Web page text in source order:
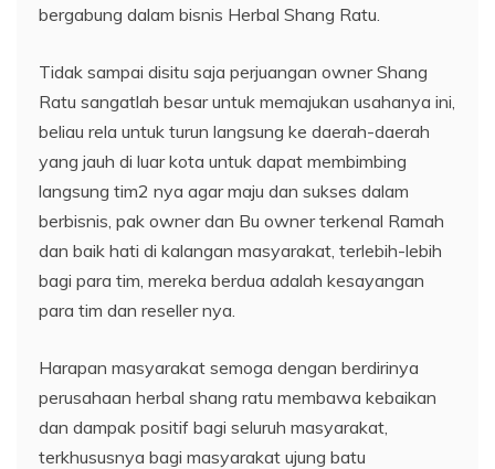
bergabung dalam bisnis Herbal Shang Ratu.
Tidak sampai disitu saja perjuangan owner Shang
Ratu sangatlah besar untuk memajukan usahanya ini,
beliau rela untuk turun langsung ke daerah-daerah
yang jauh di luar kota untuk dapat membimbing
langsung tim2 nya agar maju dan sukses dalam
berbisnis, pak owner dan Bu owner terkenal Ramah
dan baik hati di kalangan masyarakat, terlebih-lebih
bagi para tim, mereka berdua adalah kesayangan
para tim dan reseller nya.
Harapan masyarakat semoga dengan berdirinya
perusahaan herbal shang ratu membawa kebaikan
dan dampak positif bagi seluruh masyarakat,
terkhususnya bagi masyarakat ujung batu